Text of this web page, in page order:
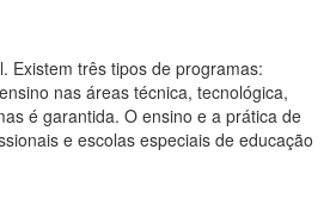
Existem três tipos de programas:
nas áreas técnica, tecnológica,
é garantida. O ensino e a prática de
e escolas especiais de educação